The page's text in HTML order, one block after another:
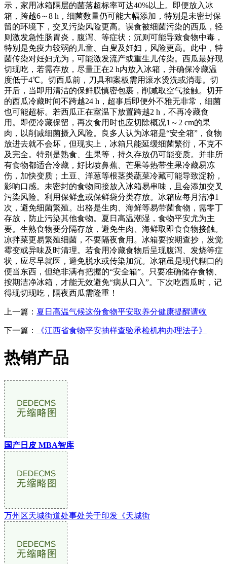
示，家用冰箱隔层的菌落超标率可达40%以上。即便放入冰
箱，跨越6～8 h，细菌数量仍可能大幅添加，特别是未密封保
留的环境下，交叉污染风险更高。误食被细菌污染的西瓜，轻
则激发急性肠胃炎，腹泻、等症状；沉则可能导致食物中毒，
特别是免疫力较弱的儿童、白叟及妊妇，风险更高。此中，特
菌传染对妊妇尤为，可能激发流产或重生儿传染。西瓜最好现
切现吃，若需存放，尽量正在2 h内放入冰箱，并确保冷藏温
度低于4℃。切西瓜前，刀具和案板需用滚水烫洗或消毒。切
开后，当即用清洁的保鲜膜慎密包裹，削减取空气接触。切开
的西瓜冷藏时间不跨越24 h，超事后即便外不雅无非常，细菌
也可能超标。若西瓜正在室温下放置跨越2 h，不再冷藏食
用。即便冷藏保留，再次食用时也应切除概况1～2 cm的果
肉，以削减细菌摄入风险。良多人认为冰箱是“安全箱”，食物
放进去就不会坏，但现实上，冰箱只能延缓细菌繁衍，不克不
及完全。特别是熟食、生果等，持久存放仍可能变质。并非所
有食物都适合冷藏，好比喷鼻蕉、芒果等热带生果冷藏易冻
伤，加快变质；土豆、洋葱等根茎类蔬菜冷藏可能导致淀粉，
影响口感。未密封的食物间接放入冰箱易串味，且会添加交叉
污染风险。利用保鲜盒或保鲜袋分类存放。冰箱应每月洁净1
次，避免细菌繁殖。出格是生肉、海鲜等易带菌食物，需零丁
存放，防止污染其他食物。夏日高温潮湿，食物平安尤为主
要。生熟食物要分隔存放，避免生肉、海鲜取即食食物接触。
凉拌菜更易繁殖细菌，不要隔夜食用。冰箱要按期查抄，发觉
霉变或异味及时清理。若食用冷藏食物后呈现腹泻、发烧等症
状，应尽早就医，避免脱水或传染加沉。冰箱虽是现代糊口的
便当东西，但绝非满有把握的“安全箱”。只要准确储存食物、
按期洁净冰箱，才能无效避免“病从口入”。下次吃西瓜时，记
得现切现吃，隔夜西瓜需隆重！
上一篇： 夏日高温气候这份食物平安取养分健康提醒请收
下一篇： 《江西省食物平安抽样查验承检机构办理法子》
热销产品
国产日皮 MBA智库
万州区天城街道处事处关于印发《天城街